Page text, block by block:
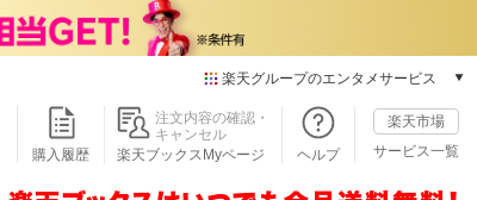
楽天グループのエンタメサービス
本/ゲーム/CD/DVD
楽天ブックス
楽天Kobo
購入履歴
注文内容の確認・
キャンセル
楽天ブックスMyページ
ヘルプ
楽天市場
サービス一覧